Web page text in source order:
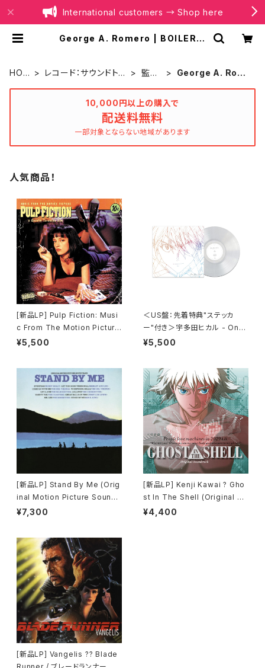
International customers → Shop here
George A. Romero | BOILER R
HOM
レコード：サウンドトラ
監督
George A. Rom
10,000円以上の購入で
配送料無料
一部対象とならない地域があります
人気商品！
[新品LP] Pulp Fiction: Musi
c From The Motion Picture
(180g) / パルプ・フィクション
¥5,500
＜US盤：先着特典"ステッカ
ー"付き＞宇多田ヒカル - One
Last Kiss (US Clear Vinyl)
¥5,500
[新品LP] Stand By Me (Orig
inal Motion Picture Soundt
rack) / スタンド・バイ・ミー
¥7,300
[新品LP] Kenji Kawai ? Gho
st In The Shell (Original So
undtrack) / GHOST IN THE
¥4,400
[新品LP] Vangelis ?? Blade